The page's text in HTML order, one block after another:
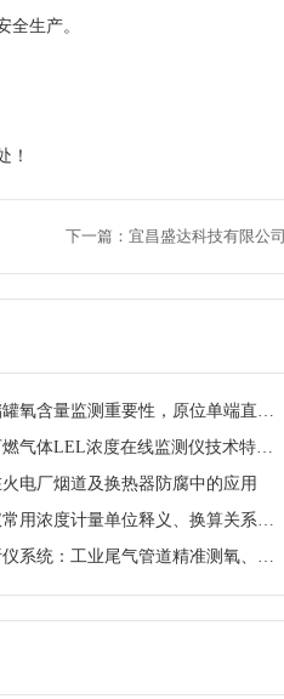
生产。
！
下一篇：宜昌盛达科技有限公
解析氮封储罐氧含量监测重要性，原位单端直插激光气体分析仪的落地应用与工艺价值
不同原理可燃气体LEL浓度在线监测仪技术特点及工业选型指南
电厂烟道及换热器防腐中的应用
气体分析仪常用浓度计量单位释义、换算关系及适用场景说明
激光氧分析仪系统：工业尾气管道精准测氧、筑牢工艺安全防线